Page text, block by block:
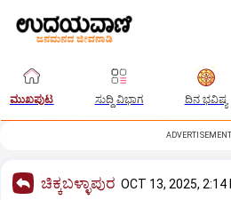
ಮುಖಪುಟ ಸುದ್ದಿ ವಿಭಾಗ ದಿನ ಭವಿಷ್ಯ
ADVERTISEMENT
ಚಿಕ್ಕಬಳ್ಳಾಪುರ OCT 13, 2025, 2:14